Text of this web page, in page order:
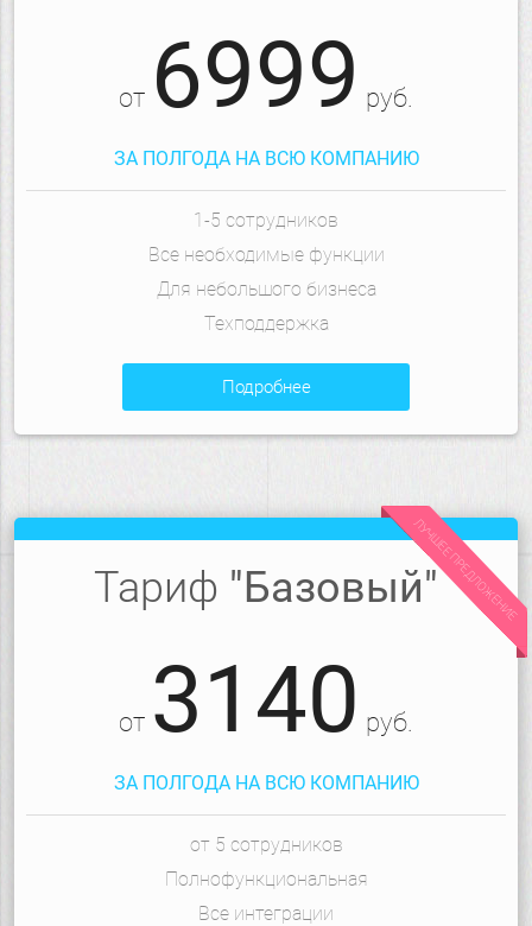
от 6999 руб.
ЗА ПОЛГОДА НА ВСЮ КОМПАНИЮ
1-5 сотрудников
Все необходимые функции
Для небольшого бизнеса
Техподдержка
подробнее
Тариф "Базовый"
от 3140 руб.
ЗА ПОЛГОДА НА ВСЮ КОМПАНИЮ
от 5 сотрудников
Полнофункциональная
Все интеграции
ЛУЧШЕЕ ПРЕДЛОЖЕНИЕ